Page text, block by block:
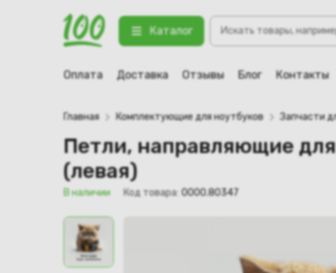
Каталог
товаров
Оплата Доставка Отзывы Блог Контакты
Петли, направляющие для ноутбука
123 В наличии
Главная Комплектующие для ноутбуков Запчасти
Петли, направляющие для
(левая)
В наличии Код товара: 0000.80347